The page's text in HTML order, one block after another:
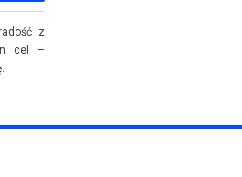
z
cel –